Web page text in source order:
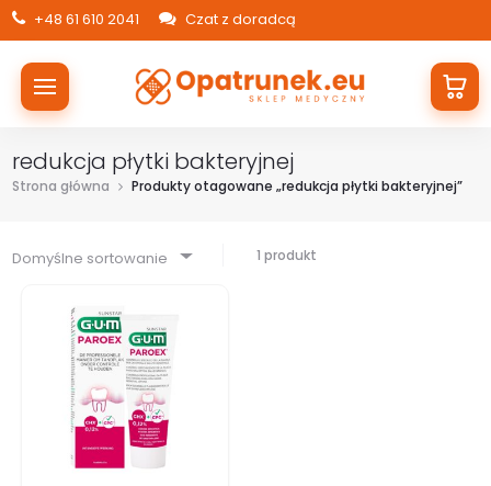
+48 61 610 2041 Czat z doradcą
redukcja płytki bakteryjnej
Strona główna Produkty otagowane „redukcja płytki bakteryjnej”
Domyślne sortowanie 1 produkt